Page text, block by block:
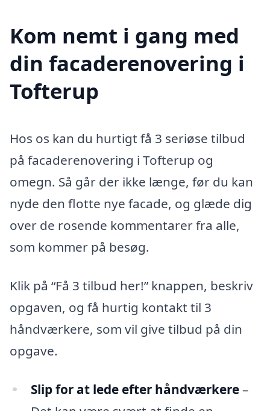
Kom nemt i gang med
din facaderenovering i
Tofterup
Hos os kan du hurtigt få 3 seriøse tilbud
på facaderenovering i Tofterup og
omegn. Så går der ikke længe, før du kan
nyde den flotte nye facade, og glæde dig
over de rosende kommentarer fra alle,
som kommer på besøg.
Klik på “Få 3 tilbud her!” knappen, beskriv
opgaven, og få hurtig kontakt til 3
håndværkere, som vil give tilbud på din
opgave.
Slip for at lede efter håndværkere–